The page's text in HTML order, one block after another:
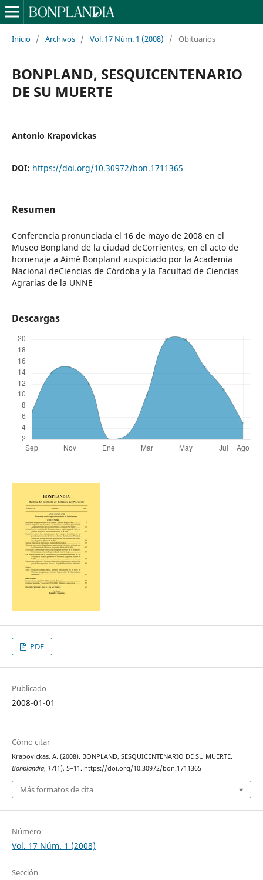
Inicio / Archivos / Vol. 17 Núm. 1 (2008) / Obituarios
BONPLAND, SESQUICENTENARIO
DE SU MUERTE
Antonio Krapovickas
DOI: https://doi.org/10.30972/bon.1711365
Resumen
Conferencia pronunciada el 16 de mayo de 2008 en el
Museo Bonpland de la ciudad deCorrientes, en el acto de
homenaje a Aimé Bonpland auspiciado por la Academia
Nacional deCiencias de Córdoba y la Facultad de Ciencias
Agrarias de la UNNE
Descargas
PDF
Publicado
2008-01-01
Cómo citar
Krapovickas, A. (2008). BONPLAND, SESQUICENTENARIO DE SU MUERTE.
Bonplandia, 17(1), 5–11. https://doi.org/10.30972/bon.1711365
Más formatos de cita
Número
Vol. 17 Núm. 1 (2008)
Sección